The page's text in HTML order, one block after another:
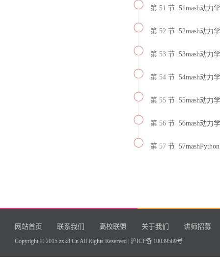
第 51 节 51mash动力
第 52 节 52mash动力
第 53 节 53mash动力
第 54 节 54mash动力
第 55 节 55mash动力
第 56 节 56mash动力
第 57 节 57mashPython
网站首页 联系我们 高校联盟 关于我们 讲师招募
Copyright © 2015 zxk8.Cn All Rights Reserved | 沪ICP备 10039589号